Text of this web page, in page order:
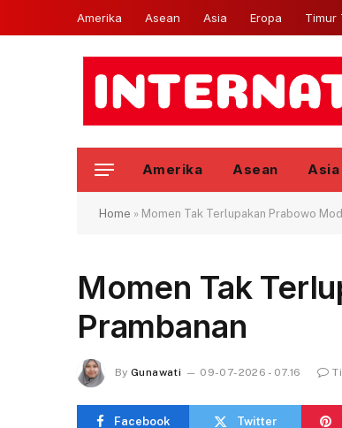
Amerika Asean Asia Eropa Timur
Amerika Asean Asia
Home » Momen Tak Terlupakan Prabowo
Momen Tak
Prambanan
By Gunawati 09-07-2026 - 07.16
Facebook Twitter